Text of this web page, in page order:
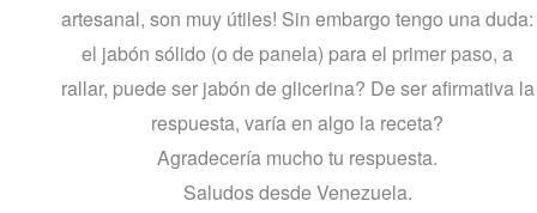
artesanal, son muy útiles! Sin embargo tengo una duda:
el jabón sólido (o de panela) para el primer paso, a
rallar, puede ser jabón de glicerina? De ser afirmativa la
respuesta, varía en algo la receta?
Agradecería mucho tu respuesta.
Saludos desde Venezuela.